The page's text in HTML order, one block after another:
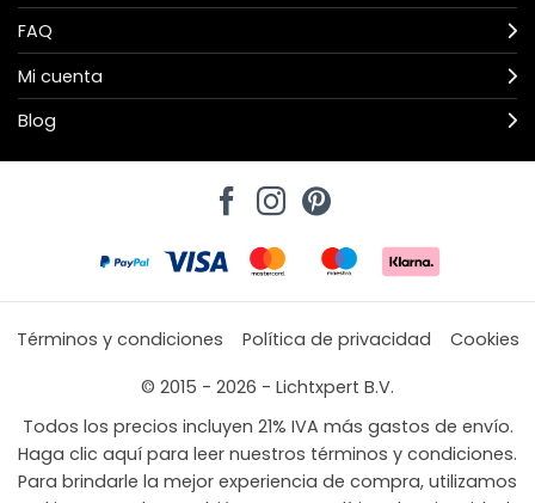
FAQ
Mi cuenta
Blog
Términos y condiciones Política de privacidad
Cookies
© 2015 - 2026 - Lichtxpert B.V.
Todos los precios incluyen 21% IVA más gastos de envío.
Haga clic aquí para leer nuestros términos y condiciones.
Para brindarle la mejor experiencia de compra, utilizamos